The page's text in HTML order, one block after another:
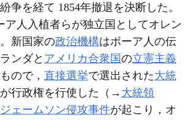
争を経て 1854年撤退を決断した。
ア人入植者らが独立国としてオレン
新国家の政治機構はボーア人の伝
ンダと アメリカ合衆国の立憲主義
ので， 直接選挙で選出された大統
行政権を行使した（→ 大統領
ジェームソン侵攻事件が起こり，オ